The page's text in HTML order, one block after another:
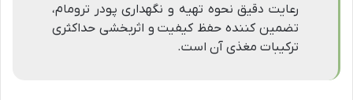
رعایت دقیق نحوه تهیه و نگهداری پودر ترومام،
تضمین کننده حفظ کیفیت و اثربخشی حداکثری
ترکیبات مغذی آن است.